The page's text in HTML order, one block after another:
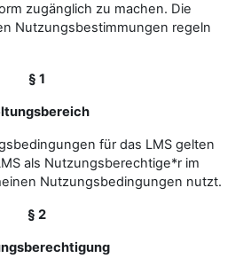
zugänglich zu machen. Die
Nutzungsbestimmungen regeln
§ 1
für das LMS gelten
als Nutzungsberechtige*r im
Nutzungsbedingungen nutzt.
§ 2